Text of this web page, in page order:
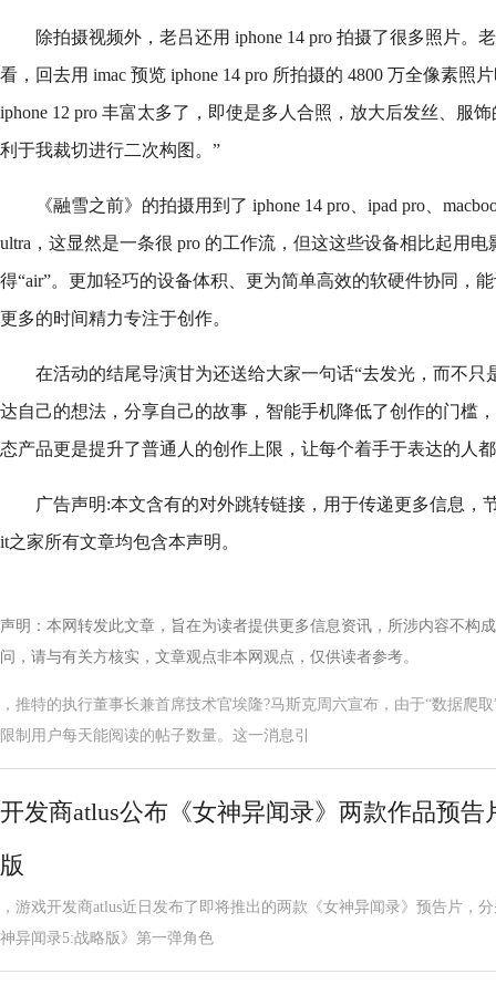
除拍摄视频外，老吕还用 iphone 14 pro 拍摄了很多照片。
看，回去用 imac 预览 iphone 14 pro 所拍摄的 4800 万全像素照
iphone 12 pro 丰富太多了，即使是多人合照，放大后发丝、服
利于我裁切进行二次构图。”
《融雪之前》的拍摄用到了 iphone 14 pro、ipad pro、
ultra，这显然是一条很 pro 的工作流，但这这些设备相比起用
得“air”。更加轻巧的设备体积、更为简单高效的软硬件协同，
更多的时间精力专注于创作。
在活动的结尾导演甘为还送给大家一句话“去发光，而不只
达自己的想法，分享自己的故事，智能手机降低了创作的门槛
态产品更是提升了普通人的创作上限，让每个着手于表达的人
广告声明:本文含有的对外跳转链接，用于传递更多信息，
it之家所有文章均包含本声明。
声明：本网转发此文章，旨在为读者提供更多信息资讯，所涉内容不构
问，请与有关方核实，文章观点非本网观点，仅供读者参考。
，推特的执行董事长兼首席技术官埃隆?马斯克周六宣布，由于“数据爬
限制用户每天能阅读的帖子数量。这一消息引
开发商atlus公布《女神异闻录》两款作品预告
版
，游戏开发商atlus近日发布了即将推出的两款《女神异闻录》预告片，
神异闻录5:战略版》第一弹角色